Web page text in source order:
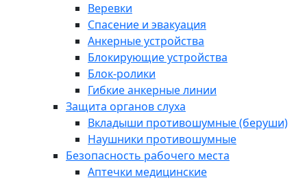
Веревки
Спасение и эвакуация
Анкерные устройства
Блокирующие устройства
Блок-ролики
Гибкие анкерные линии
Защита органов слуха
Вкладыши противошумные (беруши)
Наушники противошумные
Безопасность рабочего места
Аптечки медицинские